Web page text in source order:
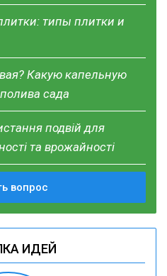
типы плитки и
Какую капельную
сада
подвій для
та врожайності
вопрос
ИДЕЙ